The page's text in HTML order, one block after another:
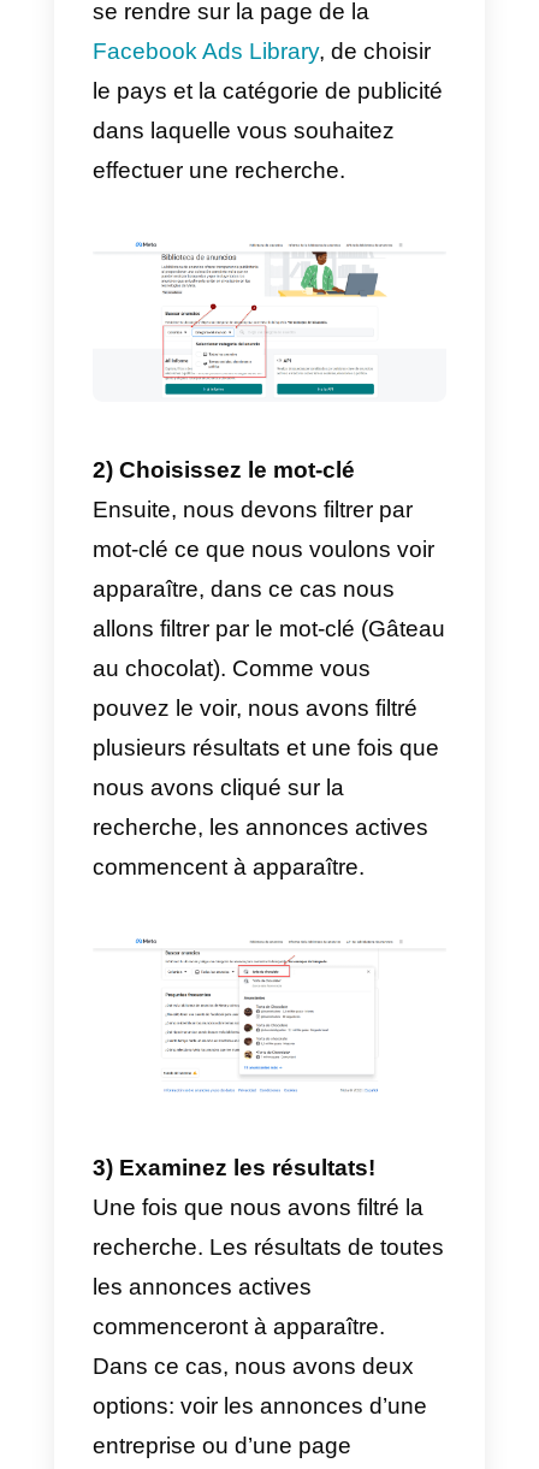
faveur d’une plus grande
transparence en matière de
publicité sur la plateforme
créé un puissant outil de
recherche pour les entreprises.
Comment fonctionne la
Nous allons maintenant vous
montrer comment utiliser la
Facebook Ads Library. Tout ce
que vous avez à faire est de
suivre la série d’étapes ci-
1) Choisissez le pays et la
catégorie d’annonce
La première chose à faire est de
se rendre sur la page de la
Facebook Ads Library
le pays et la catégorie de
effectuer une recherche.